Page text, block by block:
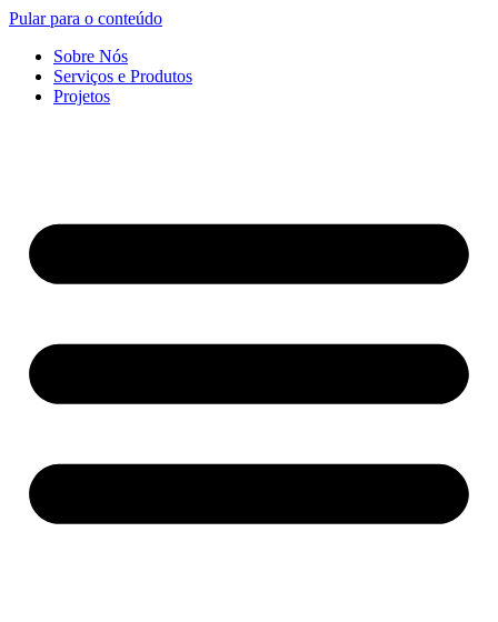
Pular para o conteúdo
Sobre Nós
Serviços e Produtos
Projetos